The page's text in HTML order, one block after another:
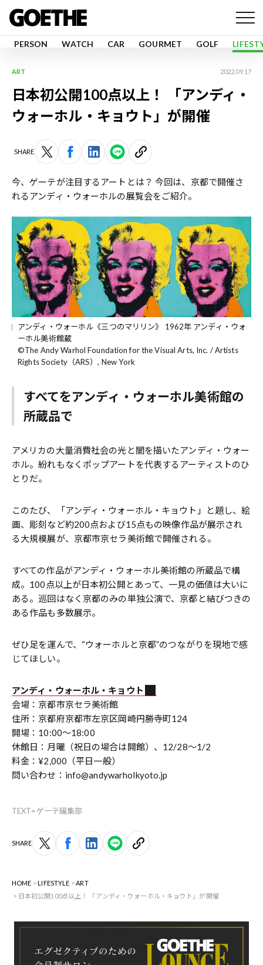
PERSON WATCH CAR GOURMET GOLF
ART 2022.09.17
日本初公開100点以上！ 「アンディ・
ウォーホル・キョウト」が開催
SHARE
今、ゲーテが注目するアートとは？ 今回は、京都で開催さ
れるアンディ・ウォーホルの展覧会をご紹介。
アンディ・ウォーホル《三つのマリリン》 1962年 アンディ・ウォ
ーホル美術館蔵
©The Andy Warhol Foundation for the Visual Arts, Inc. / Artists
Rights Society（ARS）, New York
すべてをアンディ・ウォーホル美術館の
所蔵品で
アメリカの大量消費社会の光と闇を描いたアンディ・ウォー
ホル。紛れもなくポップアートを代表するアーティストのひ
とりだ。
このたび、「アンディ・ウォーホル・キョウト」と題し、絵
画、彫刻など約200点および15点もの映像作品が展示され
る大規模展が、京都市京セラ美術館で開催される。
すべての作品がアンディ・ウォーホル美術館の所蔵品で構
成。100点以上が日本初公開とあって、一見の価値は大いに
ある。巡回はなく京都のみの単独公演で、京都と結びつきの
ある作品も多数展示。
ぜひ足を運んで、“ウォーホルと京都”のつながりを現地で感
じてほしい。
アンディ・ウォーホル・キョウト
会場：京都市京セラ美術館
住所：京都府京都市左京区岡崎円勝寺町124
開場：10:00～18:00
休館日：月曜（祝日の場合は開館）、12/28～1/2
料金：¥2,000（平日一般）
問い合わせ：info@andywarholkyoto.jp
TEXT=ゲーテ編集部
SHARE
HOME LIFESTYLE
ART
日本初公開100点以上！ 「アンディ・ウォーホル・キョウト」が開催